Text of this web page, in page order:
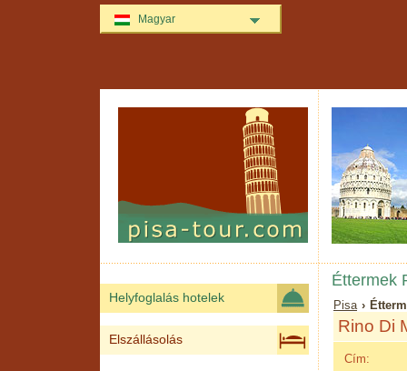
Éttermek
Pisa ›
Rino Di
Cím:
Helyfoglalás hotelek
Elszállásolás
Magyar